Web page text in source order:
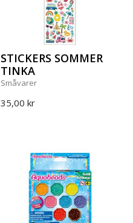
STICKERS SOMMER
TINKA
Småvarer
35,00 kr